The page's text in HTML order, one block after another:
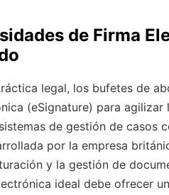
de Firma
legal, los bufetes de
(eSignature) para
de gestión de casos
por la empresa
y la gestión de
ideal debe ofrecer